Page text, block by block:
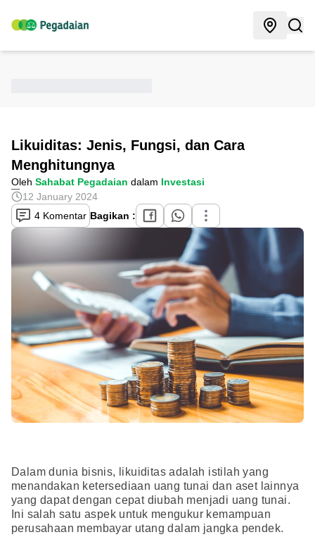
Likuiditas: Jenis, Fungsi, dan Cara
Menghitungnya
Oleh Sahabat Pegadaian dalam Investasi
12 January 2024
4 Komentar Bagikan :
Dalam dunia bisnis, likuiditas adalah istilah yang
menandakan ketersediaan uang tunai dan aset lainnya
yang dapat dengan cepat diubah menjadi uang tunai.
Ini salah satu aspek untuk mengukur kemampuan
perusahaan membayar utang dalam jangka pendek.